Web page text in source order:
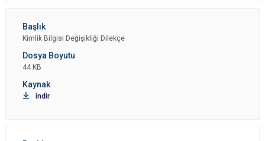
Kimlik Bilgisi Değişikliği Dilekçe
44 KB
indir